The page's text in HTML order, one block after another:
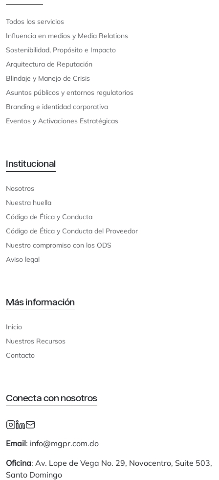
Todos los servicios
Influencia en medios y Media Relations
Sostenibilidad, Propósito e Impacto
Arquitectura de Reputación
Blindaje y Manejo de Crisis
Asuntos públicos y entornos regulatorios
Branding e identidad corporativa
Eventos y Activaciones Estratégicas
Institucional
Nosotros
Nuestra huella
Código de Ética y Conducta
Código de Ética y Conducta del Proveedor
Nuestro compromiso con los ODS
Aviso legal
Más información
Inicio
Nuestros Recursos
Contacto
Conecta con nosotros
Email: info@mgpr.com.do
Oficina: Av. Lope de Vega No. 29, Novocentro, Suite 503,
Santo Domingo